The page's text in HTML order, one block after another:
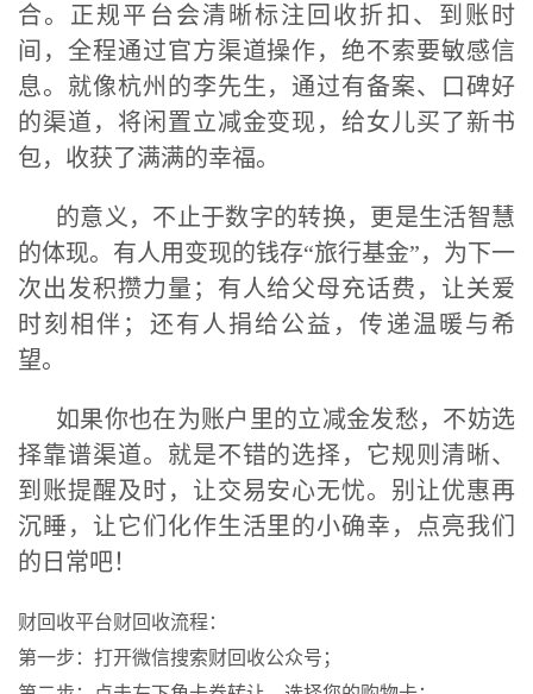
合。正规平台会清晰标注回收折扣、到账时
间，全程通过官方渠道操作，绝不索要敏感信
息。就像杭州的李先生，通过有备案、口碑好
的渠道，将闲置立减金变现，给女儿买了新书
包，收获了满满的幸福。
的意义，不止于数字的转换，更是生活智慧
的体现。有人用变现的钱存“旅行基金”，为下一
次出发积攒力量；有人给父母充话费，让关爱
时刻相伴；还有人捐给公益，传递温暖与希
望。
如果你也在为账户里的立减金发愁，不妨选
择靠谱渠道。就是不错的选择，它规则清晰、
到账提醒及时，让交易安心无忧。别让优惠再
沉睡，让它们化作生活里的小确幸，点亮我们
的日常吧！
财回收平台财回收流程：
第一步：打开微信搜索财回收公众号；